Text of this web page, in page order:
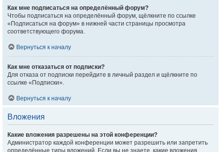
Как мне подписаться на определённый форум?
Чтобы подписаться на определённый форум, щёлкните по ссылке
«Подписаться на форум» в нижней части страницы просмотра
соответствующего форума.
Вернуться к началу
Как мне отказаться от подписки?
Для отказа от подписки перейдите в личный раздел и щёлкните по
ссылке «Подписки».
Вернуться к началу
Вложения
Какие вложения разрешены на этой конференции?
Администратор каждой конференции может разрешить или запретить
определённые типы вложений. Если вы не знаете, какие вложения